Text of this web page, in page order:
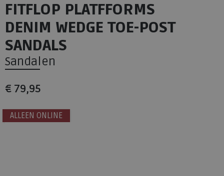
FITFLOP PLATFFORMS
DENIM WEDGE TOE-POST
SANDALS
Sandalen
€ 79,95
ALLEEN ONLINE